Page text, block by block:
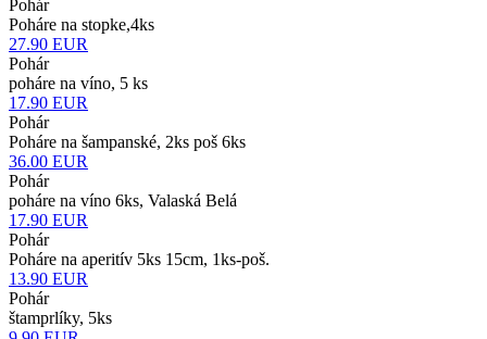
Pohár
Poháre na stopke,4ks
27.90 EUR
Pohár
poháre na víno, 5 ks
17.90 EUR
Pohár
Poháre na šampanské, 2ks poš 6ks
36.00 EUR
Pohár
poháre na víno 6ks, Valaská Belá
17.90 EUR
Pohár
Poháre na aperitív 5ks 15cm, 1ks-poš.
13.90 EUR
Pohár
štamprlíky, 5ks